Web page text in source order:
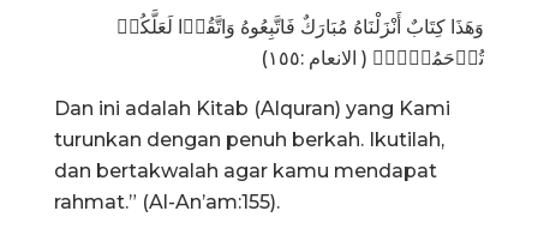
وَهَذَا كِتَابٌ أَنْزَلْنَاهُ مُبَارَكٌ فَاتَّبِعُوهُ وَاتَّقُوۡا لَعَلَّكُمۡ
تُرۡحَمُوۡنَۙ‏ ( الانعام :١٥٥)
Dan ini adalah Kitab (Alquran) yang Kami
turunkan dengan penuh berkah. Ikutilah,
dan bertakwalah agar kamu mendapat
rahmat.” (Al-An’am:155).